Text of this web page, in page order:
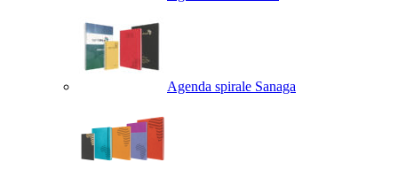
Agenda spirale Sanaga